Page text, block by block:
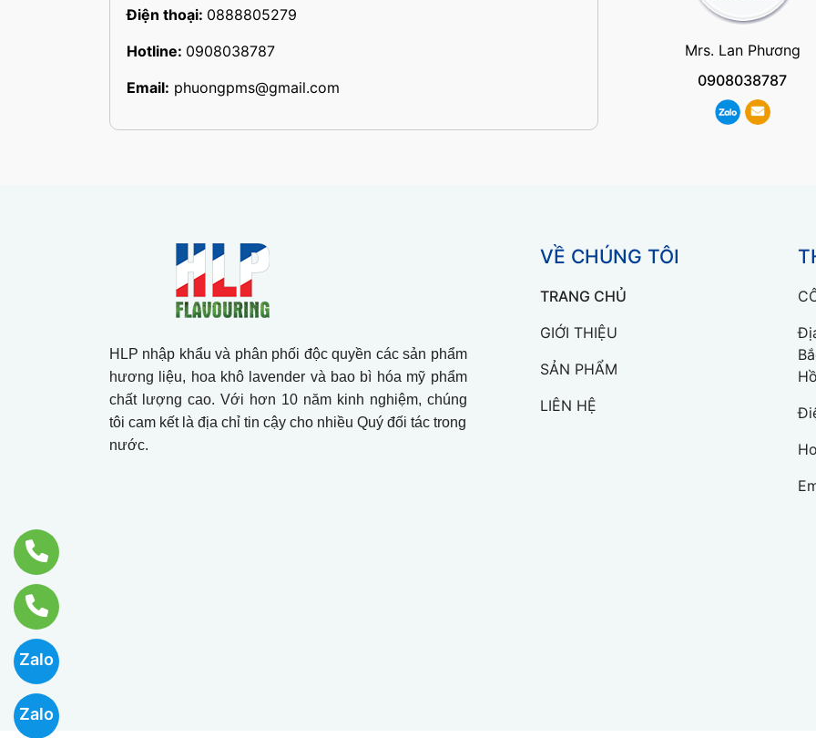
Zalo
Zalo
Điện thoại: 0888805279
Hotline: 0908038787
Email: phuongpms@gmail.com
Mrs. Lan Phương
0908038787
HLP nhập khẩu và phân phối độc quyền các sản phẩm
hương liệu, hoa khô lavender và bao bì hóa mỹ phẩm
chất lượng cao. Với hơn 10 năm kinh nghiệm, chúng
tôi cam kết là địa chỉ tin cậy cho nhiều Quý đối tác trong
nước.
VỀ CHÚNG TÔI
TRANG CHỦ
GIỚI THIỆU
SẢN PHẨM
LIÊN HỆ